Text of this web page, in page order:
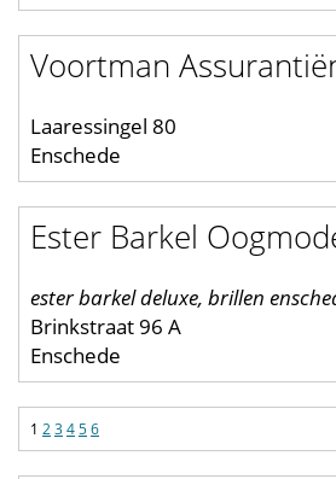
Voortman
Laaressingel 80
Enschede
Ester Barkel
ester barkel deluxe, brillen
Brinkstraat 96 A
Enschede
1 23456